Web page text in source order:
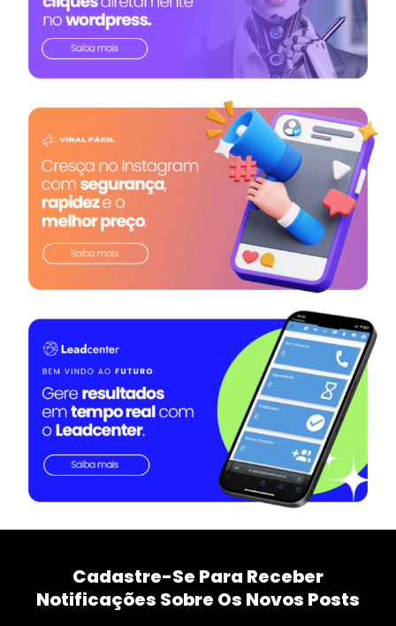
Cadastre-Se Para Receber
Notificações Sobre Os Novos Posts